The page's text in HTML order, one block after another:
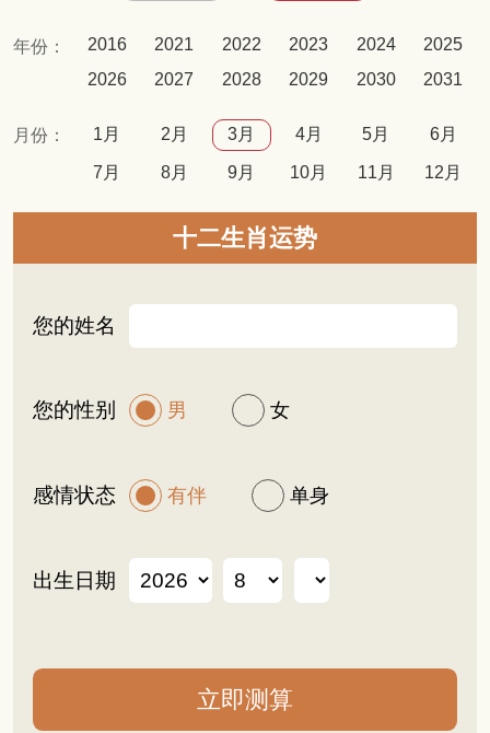
年份： 2016 2021 2022 2023 2024
2025
2026
2027 2028 2029 2030 2031
月份： 1月 2月 3月 4月 5月 6月
7月 8月 9月 10月 11月 12月
十二生肖运势
您的姓名
您的性别 男 女
感情状态 有伴 单身
出生日期